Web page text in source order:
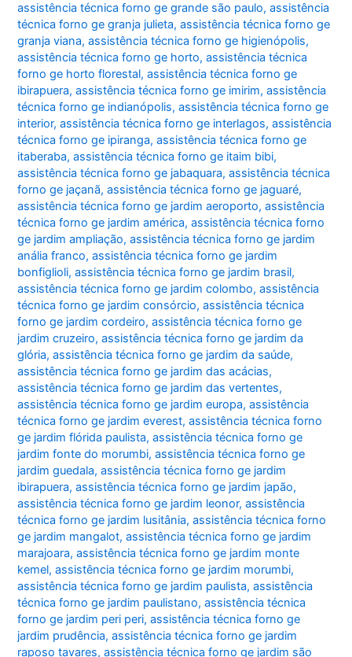
assistência técnica forno ge grande são paulo,assistência
técnica forno ge granja julieta,assistência técnica forno ge
granja viana,assistência técnica forno ge higienópolis,
assistência técnica forno ge horto,assistência técnica
forno ge horto florestal,assistência técnica forno ge
ibirapuera,assistência técnica forno ge imirim,assistência
técnica forno ge indianópolis,assistência técnica forno ge
interior,assistência técnica forno ge interlagos,assistência
técnica forno ge ipiranga,assistência técnica forno ge
itaberaba,assistência técnica forno ge itaim bibi,
assistência técnica forno ge jabaquara,assistência técnica
forno ge jaçanã,assistência técnica forno ge jaguaré,
assistência técnica forno ge jardim aeroporto,assistência
técnica forno ge jardim américa,assistência técnica forno
ge jardim ampliação,assistência técnica forno ge jardim
anália franco,assistência técnica forno ge jardim
bonfiglioli,assistência técnica forno ge jardim brasil,
assistência técnica forno ge jardim colombo,assistência
técnica forno ge jardim consórcio,assistência técnica
forno ge jardim cordeiro,assistência técnica forno ge
jardim cruzeiro,assistência técnica forno ge jardim da
glória,assistência técnica forno ge jardim da saúde,
assistência técnica forno ge jardim das acácias,
assistência técnica forno ge jardim das vertentes,
assistência técnica forno ge jardim europa,assistência
técnica forno ge jardim everest,assistência técnica forno
ge jardim flórida paulista,assistência técnica forno ge
jardim fonte do morumbi,assistência técnica forno ge
jardim guedala,assistência técnica forno ge jardim
ibirapuera,assistência técnica forno ge jardim japão,
assistência técnica forno ge jardim leonor,assistência
técnica forno ge jardim lusitânia,assistência técnica forno
ge jardim mangalot,assistência técnica forno ge jardim
marajoara,assistência técnica forno ge jardim monte
kemel,assistência técnica forno ge jardim morumbi,
assistência técnica forno ge jardim paulista,assistência
técnica forno ge jardim paulistano,assistência técnica
forno ge jardim peri peri,assistência técnica forno ge
jardim prudência,assistência técnica forno ge jardim
raposo tavares,assistência técnica forno ge jardim são